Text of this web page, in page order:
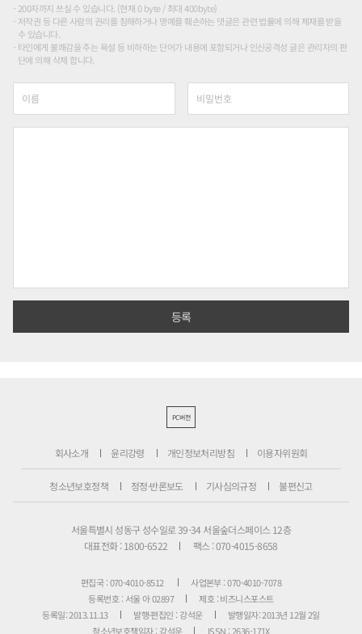
200자까지 쓰실 수 있습니다. (현재 0 byte / 최대 400byte)
저작권 등 다른 사람의 권리를 침해하거나 명예를 훼손하는 댓글은 관련 법률에 의해 제재를 받을
수 있습니다.
타인에게 불쾌감을 주는 욕설 등 비하하는 단어가 내용에 포함되거나 인신공격성 글은 관리자의 판
단에 의해 삭제 합니다.
PC버전
회사소개 윤리강령 개인정보처리방침 이용자위원회
청소년보호정책 정정·반론보도 기사심의규정 불편신고
서울특별시 성동구 성수일로 39-34 서울숲더스페이스 12층
대표전화 : 1800-6522
팩스 : 070-4015-8658
편집국 : 070-4010-8512
사업본부 : 070-4010-7078
등록번호 : 서울 아 02897
제호 : 비즈니스포스트
등록일: 2013.11.13
발행·편집인 : 강석운
발행일자: 2013년 12월 2일
청소년보호책임자 : 강석운
ISSN : 2636-171X